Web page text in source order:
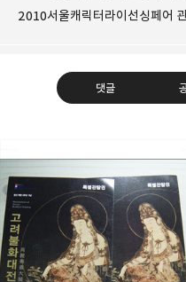
2010서울캐릭터라이선싱페어
댓글
레이니아
다방면의 깊은 관심과 얕은 이해
비주류이자 진화하는 영원한 주변
구독하기
구독하기 카카오톡